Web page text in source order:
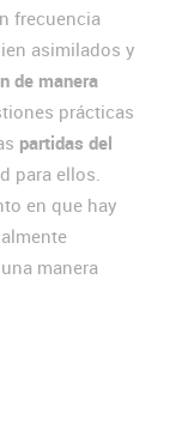
frecuencia
asimilados y
de manera
prácticas
partidas del
para ellos.
en que hay
manera